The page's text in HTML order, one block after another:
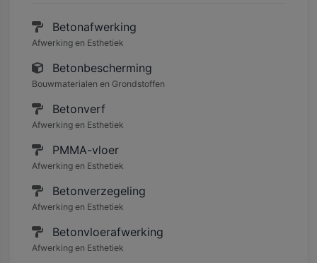
Betonafwerking
Afwerking en Esthetiek
Betonbescherming
Bouwmaterialen en Grondstoffen
Betonverf
Afwerking en Esthetiek
PMMA-vloer
Afwerking en Esthetiek
Betonverzegeling
Afwerking en Esthetiek
Betonvloerafwerking
Afwerking en Esthetiek